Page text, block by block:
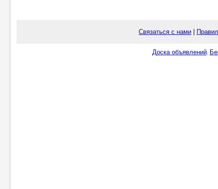
Связаться с нами
Доска объявлений.